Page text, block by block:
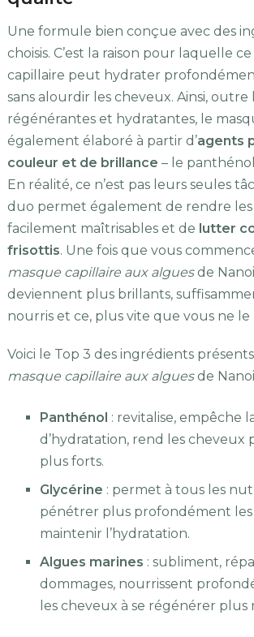
Une formule bien conçue avec des
choisis. C’est la raison pour laquelle
capillaire peut hydrater
sans alourdir les cheveux. Ainsi, outre
régénérantes et hydratantes, le
également élaboré à partir d’agents
couleur et de brillance – le
En réalité, ce n’est pas leurs seules
duo permet également de rendre
facilement maîtrisables et de lutter
frisottis. Une fois que vous
masque capillaire aux alguesde
deviennent plus brillants,
nourris et ce, plus vite que vous ne le
Voici le Top 3 des ingrédients
masque capillaire aux alguesde
Panthénol : revitalise, empêche
d’hydratation, rend les cheveux
plus forts.
Glycérine : permet à tous les
pénétrer plus profondément
maintenir l’hydratation.
Algues marines : subliment,
dommages, nourrissent
les cheveux à se régénérer plus